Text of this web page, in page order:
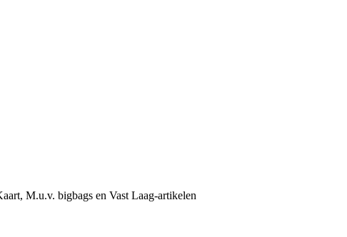
M.u.v. bigbags en Vast Laag-artikelen